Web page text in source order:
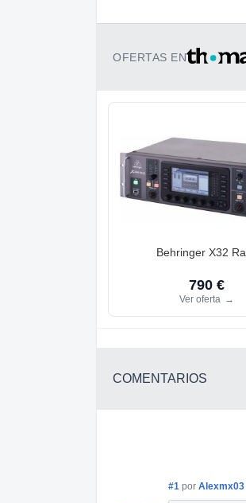
OFERTAS EN
Behringer X32
790 €
Ver oferta →
COMENTARIOS
#1 por Alexmx03